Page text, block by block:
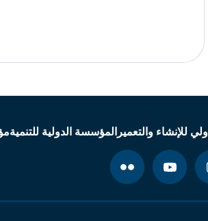
للإنشاء والتعميرالمؤسسة الدولية للتنمية